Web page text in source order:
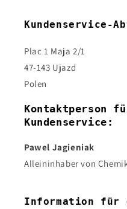
Kundenservice-
Plac 1 Maja 2/1
47-143 Ujazd
Polen
Kontaktperson
Kundenservice:
Pawel Jagieniak
Alleininhaber von
Information für